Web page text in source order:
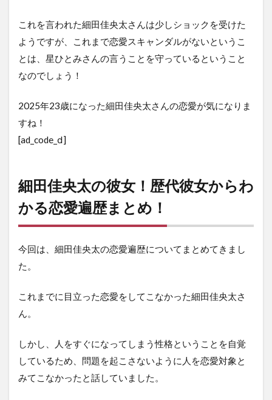
これを言われた細田佳央太さんは少しショックを受けた
ようですが、これまで恋愛スキャンダルがないというこ
とは、星ひとみさんの言うことを守っているということ
なのでしょう！
2025年23歳になった細田佳央太さんの恋愛が気になりま
すね！
[ad_code_ⅾ]
細田佳央太の彼女！歴代彼女からわ
かる恋愛遍歴まとめ！
今回は、細田佳央太の恋愛遍歴についてまとめてきまし
た。
これまでに目立った恋愛をしてこなかった細田佳央太さ
ん。
しかし、人をすぐになってしまう性格ということを自覚
しているため、問題を起こさないように人を恋愛対象と
みてこなかったと話していました。